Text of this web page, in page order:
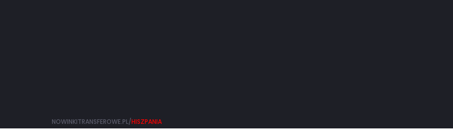
NOWINKITRANSFEROWE.PL/HISZPANIA